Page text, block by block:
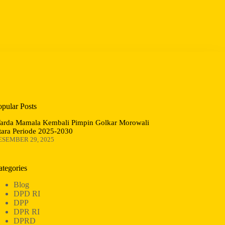
Posts
Mamala Kembali Pimpin Golkar Morowali
Periode 2025-2030
29, 2025
Blog
DPD RI
DPP
DPR RI
DPRD